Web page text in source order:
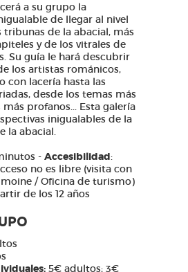
a su grupo la
de llegar al nivel
tribunas de la abacial, más
y de los vitrales de
Su guía le hará descubrir
los artistas románicos,
con lacería hasta las
desde los temas más
profanos... Esta galería
inigualables de la
la abacial.
- Accesibilidad:
no es libre (visita con
/ Oficina de turismo)
de los 12 años
5€ adultos; 3€